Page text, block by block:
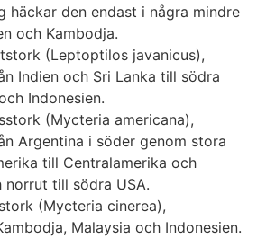
häckar den endast i några mindre
och Kambodja.
(Leptoptilos javanicus),
Indien och Sri Lanka till södra
Indonesien.
(Mycteria americana),
Argentina i söder genom stora
till Centralamerika och
norrut till södra USA.
(Mycteria cinerea),
Malaysia och Indonesien.